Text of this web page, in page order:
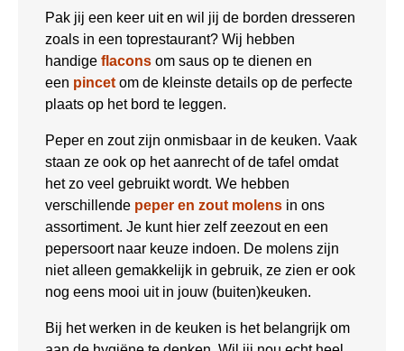
Pak jij een keer uit en wil jij de borden dresseren
zoals in een toprestaurant? Wij hebben
handige flacons om saus op te dienen en
een pincet om de kleinste details op de perfecte
plaats op het bord te leggen.
Peper en zout zijn onmisbaar in de keuken. Vaak
staan ze ook op het aanrecht of de tafel omdat
het zo veel gebruikt wordt. We hebben
verschillende peper en zout molens in ons
assortiment. Je kunt hier zelf zeezout en een
pepersoort naar keuze indoen. De molens zijn
niet alleen gemakkelijk in gebruik, ze zien er ook
nog eens mooi uit in jouw (buiten)keuken.
Bij het werken in de keuken is het belangrijk om